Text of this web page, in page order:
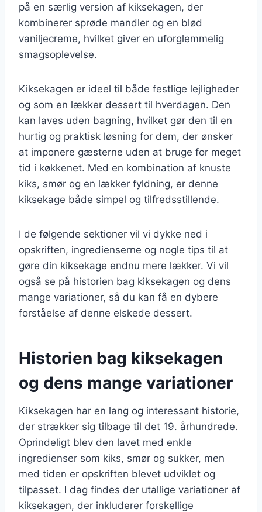
på en særlig version af kiksekagen, der
kombinerer sprøde mandler og en blød
vaniljecreme, hvilket giver en uforglemmelig
smagsoplevelse.
Kiksekagen er ideel til både festlige lejligheder
og som en lækker dessert til hverdagen. Den
kan laves uden bagning, hvilket gør den til en
hurtig og praktisk løsning for dem, der ønsker
at imponere gæsterne uden at bruge for meget
tid i køkkenet. Med en kombination af knuste
kiks, smør og en lækker fyldning, er denne
kiksekage både simpel og tilfredsstillende.
I de følgende sektioner vil vi dykke ned i
opskriften, ingredienserne og nogle tips til at
gøre din kiksekage endnu mere lækker. Vi vil
også se på historien bag kiksekagen og dens
mange variationer, så du kan få en dybere
forståelse af denne elskede dessert.
Historien bag kiksekagen
og dens mange variationer
Kiksekagen har en lang og interessant historie,
der strækker sig tilbage til det 19. århundrede.
Oprindeligt blev den lavet med enkle
ingredienser som kiks, smør og sukker, men
med tiden er opskriften blevet udviklet og
tilpasset. I dag findes der utallige variationer af
kiksekagen, der inkluderer forskellige